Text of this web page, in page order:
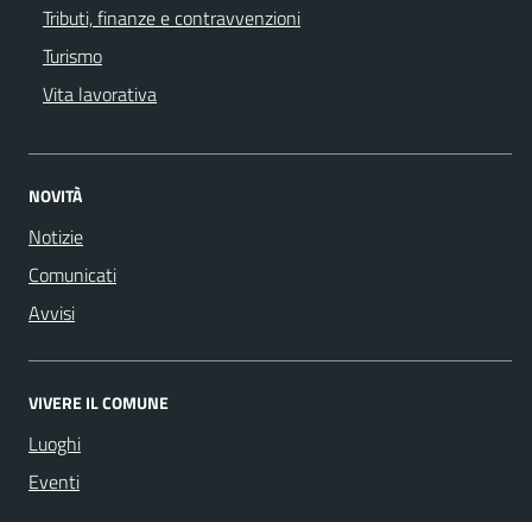
Tributi, finanze e contravvenzioni
Turismo
Vita lavorativa
NOVITÀ
Notizie
Comunicati
Avvisi
VIVERE IL COMUNE
Luoghi
Eventi